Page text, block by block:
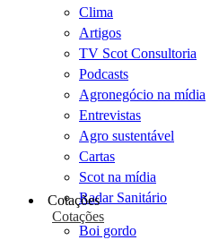
Clima
Artigos
TV Scot Consultoria
Podcasts
Agronegócio na mídia
Entrevistas
Agro sustentável
Cartas
Scot na mídia
Radar Sanitário
Cotações
Cotações
Boi gordo